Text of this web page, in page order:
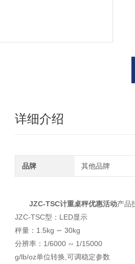
详细介绍
品牌 其他品牌
JZC-TSC计重桌秤优惠活动产品
JZC-TSC型：LED显示
秤量：1.5kg ∽ 30kg
分辨率：1/6000 ∽ 1/15000
g/lb/oz单位转换,可调稳定参数